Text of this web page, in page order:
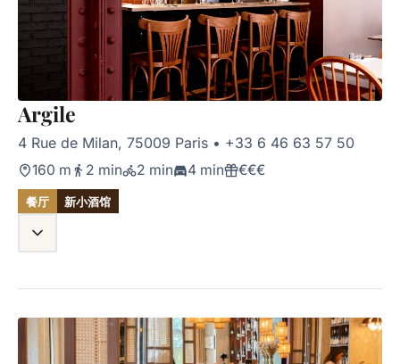
Argile
4 Rue de Milan, 75009 Paris • +33 6 46 63 57 50
160 m 2 min 2 min 4 min €€€
餐厅 新小酒馆